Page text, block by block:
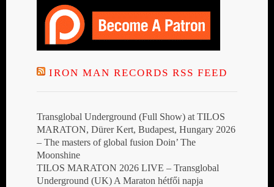
IRON MAN RECORDS RSS FEED
Transglobal Underground (Full Show) at TILOS
MARATON, Dürer Kert, Budapest, Hungary 2026
– The masters of global fusion Doin’ The
Moonshine
TILOS MARATON 2026 LIVE – Transglobal
Underground (UK) A Maraton hétfői napja